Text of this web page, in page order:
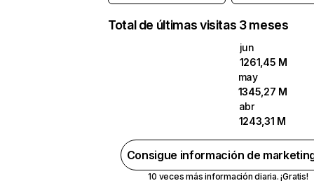
Total de últimas visitas 3 meses
jun
1261,45 M
may
1345,27 M
abr
1243,31 M
Consigue información de
10 veces más información diaria. ¡Gratis!